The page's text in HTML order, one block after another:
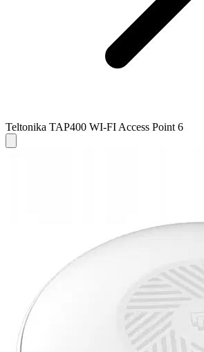
Teltonika TAP400 WI-FI Access Point 6